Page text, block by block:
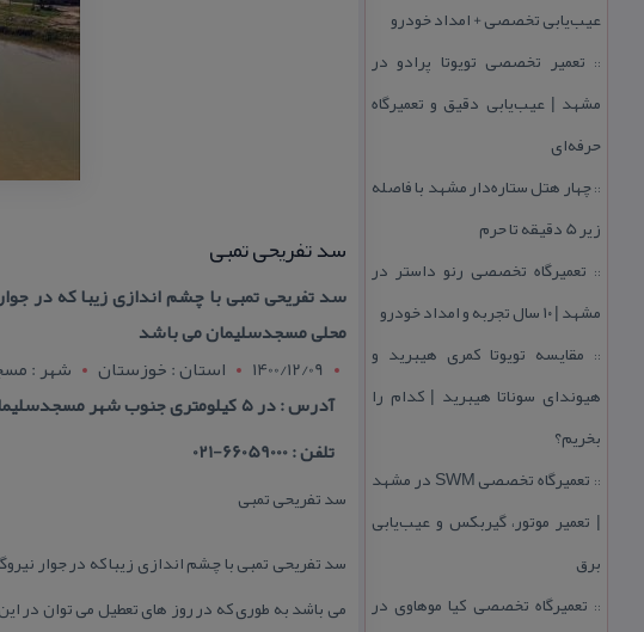
عیب‌یابی تخصصی + امداد خودرو
:: تعمیر تخصصی تویوتا پرادو در
مشهد | عیب‌یابی دقیق و تعمیرگاه
حرفه‌ای
::چهار هتل‌ ستاره‌دار مشهد با فاصله
زیر 5 دقیقه تا حرم
:: تعمیرگاه تخصصی رنو داستر در
مشهد | ۱۰ سال تجربه و امداد خودرو
:: مقایسه تویوتا كمری هیبرید و
هیوندای سوناتا هیبرید | كدام را
بخریم؟
::
تعمیرگاه تخصصی SWM در مشهد
| تعمیر موتور، گیربكس و عیب‌یابی
برق
:: تعمیرگاه تخصصی كیا موهاوی در
سد تفریحی تمبی
سد تفریحی تمبی با چشم اندازی زیبا كه در
محلی مسجدسلیمان می باشد
1400/12/09
استان : خوزستان شهر :
آدرس : در ۵ كیلومتری جنوب شهر مسجدسلیمان در كنار محله ی بازار تمبی
تلفن : 66059000-021
سد تفریحی تمبی
سد تفریحی تمبی با چشم اندازی زیبا كه در جوار
می باشد به طوری كه در روز های تعطیل می توان در